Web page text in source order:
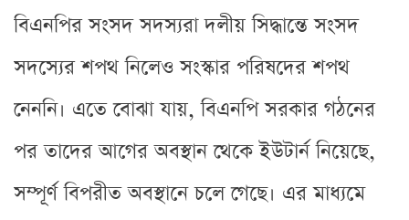
বিএনপির সংসদ সদস্যরা দলীয় সিদ্ধান্তে সংসদ
সদস্যের শপথ নিলেও সংস্কার পরিষদের শপথ
নেননি। এতে বোঝা যায়, বিএনপি সরকার গঠনের
পর তাদের আগের অবস্থান থেকে ইউটার্ন নিয়েছে,
সম্পূর্ণ বিপরীত অবস্থানে চলে গেছে। এর মাধ্যমে